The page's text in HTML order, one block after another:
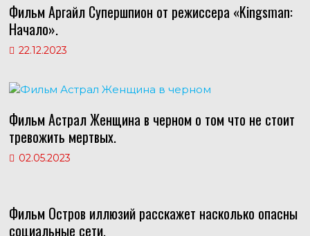
Фильм Аргайл Супершпион от режиссера «Kingsman:
Начало».
22.12.2023
Фильм Астрал Женщина в черном о том что не стоит
тревожить мертвых.
02.05.2023
Фильм Остров иллюзий расскажет насколько опасны
социальные сети.